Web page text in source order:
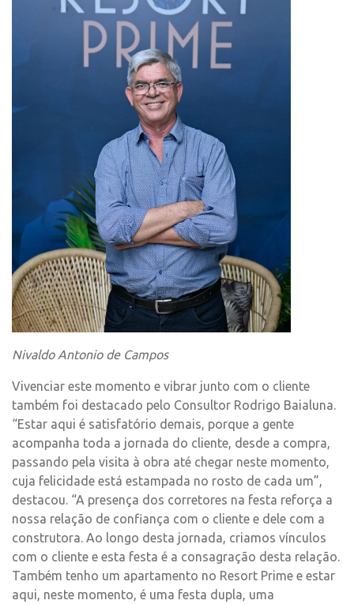
Nivaldo Antoniode Campos
Vivenciar este momento e vibrar junto com o cliente
também foi destacado pelo Consultor Rodrigo Baialuna.
“Estar aqui é satisfatório demais, porque a gente
acompanha toda a jornada do cliente, desde a compra,
passando pela visita à obra até chegar neste momento,
cuja felicidade está estampada no rosto de cada um”,
destacou. “A presença dos corretores na festa reforça a
nossa relação de confiança com o cliente e dele com a
construtora. Ao longo desta jornada, criamos vínculos
com o cliente e esta festa é a consagração desta relação.
Também tenho um apartamento no Resort Prime e estar
aqui, neste momento, é uma festa dupla, uma